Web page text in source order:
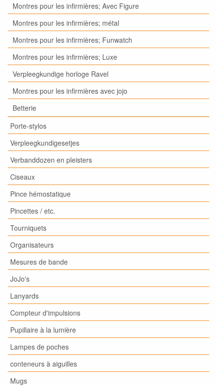
Montres pour les infirmières; Avec Figure
Montres pour les infirmières; métal
Montres pour les infirmières; Funwatch
Montres pour les infirmières; Luxe
Verpleegkundige horloge Ravel
Montres pour les infirmières avec jojo
Betterie
Porte-stylos
Verpleegkundigesetjes
Verbanddozen en pleisters
Ciseaux
Pince hémostatique
Pincettes / etc.
Tourniquets
Organisateurs
Mesures de bande
JoJo's
Lanyards
Compteur d'impulsions
Pupillaire à la lumière
Lampes de poches
conteneurs à aiguilles
Mugs